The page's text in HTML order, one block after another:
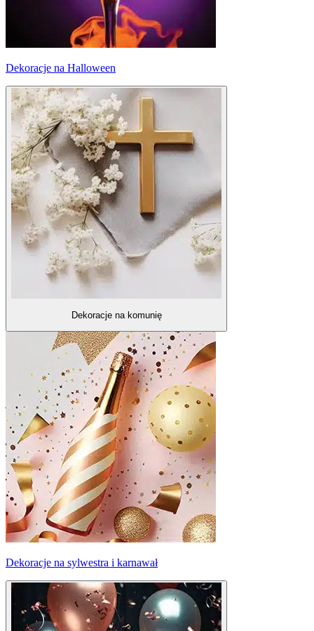
Dekoracje na Halloween
Dekoracje na komunię
Dekoracje na sylwestra i karnawał